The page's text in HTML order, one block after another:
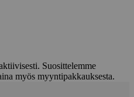
Suosittelemme
myös myyntipakkauksesta.